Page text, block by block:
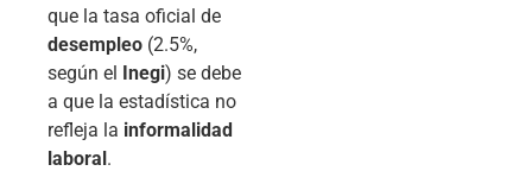
que la tasa oficial de
desempleo (2.5%,
según el Inegi) se debe
a que la estadística no
refleja la informalidad
laboral.